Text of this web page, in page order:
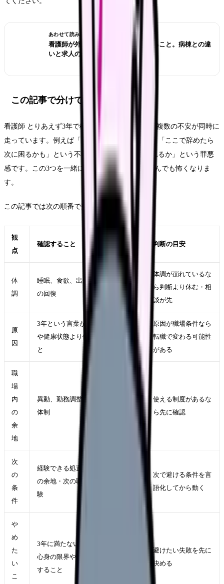
あわせて読みたい
看護師が外来へ転職する前に確認すること。病棟との違
いと求人の見方
この記事で分けて考えること
看護師 とりあえず3年で検索する時、頭の中では複数の不安が同時に
走っています。例えば「もう無理」という感情、「ここで辞めたら
次に困るかも」という不安、「周囲にどう思われるか」という罪悪
感です。この3つを一緒に考えると、どちらを選んでも怖くなりま
す。
この記事では次の順番で整理します。
観
点
確認すること 判断の目安
体
調
睡眠、食欲、出勤前の反応、休日
の回復
体調が崩れているな
ら判断より休む・相
談が先
原
因
3年という言葉が、実際の教育環境
や健康状態より優先されているこ
と
原因が職場条件なら
転職で変わる可能性
がある
職
場
内
の
余
地
異動、勤務調整、相談窓口、教育
体制
使える制度があるな
ら先に確認
次
の
条
件
経験できる処置・教育体制・異動
の余地・次の職場で評価される経
験
次で避ける条件を言
語化してから動く
や
め
た
い
こ
3年に満たないことだけを理由に、
心身の限界やハラスメントを無視
すること
避けたい失敗を先に
決める